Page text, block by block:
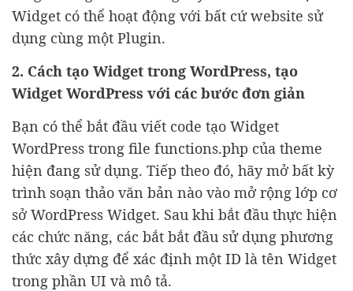
Widget có thể hoạt động với bất cứ website sử
dụng cùng một Plugin.
2. Cách tạo Widget trong WordPress, tạo
Widget WordPress với các bước đơn giản
Bạn có thể bắt đầu viết code tạo Widget
WordPress trong file functions.php của theme
hiện đang sử dụng. Tiếp theo đó, hãy mở bất kỳ
trình soạn thảo văn bản nào vào mở rộng lớp cơ
sở WordPress Widget. Sau khi bắt đầu thực hiện
các chức năng, các bắt bắt đầu sử dụng phương
thức xây dựng để xác định một ID là tên Widget
trong phần UI và mô tả.